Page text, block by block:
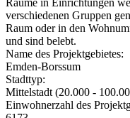
verschiedenen Gruppen
Raum oder in den
und sind belebt.
Name des Projektgebietes:
Emden-Borssum
Stadttyp:
Mittelstadt (20.000 -
Einwohnerzahl des